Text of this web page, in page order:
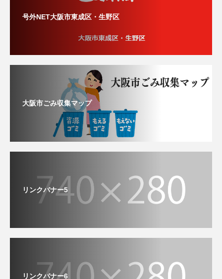
号外NET大阪市東成区・生野区
大阪市ごみ収集マップ
リンクバナー5
リンクバナー6